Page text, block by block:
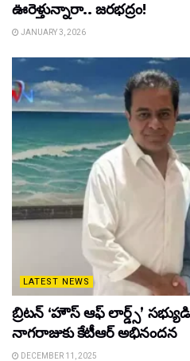
ఊరెళ్తున్నారా.. జరభద్రం!
JANUARY 3, 2026
LATEST NEWS
బ్రిటన్ ‘హౌస్ ఆఫ్ లార్డ్స్’
నాగరాజుకు కేటీఆర్ అభినందన
DECEMBER 11, 2025